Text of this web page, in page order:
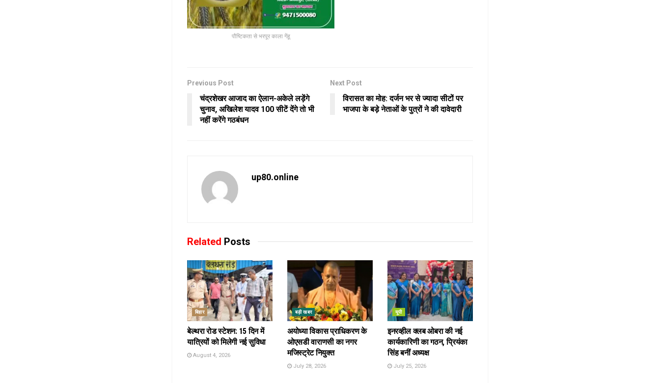
पौष्टिकता से भरपूर काला गेंहू
Previous Post
चंद्रशेखर आजाद का ऐलान-अकेले लड़ेंगे
चुनाव, अखिलेश यादव 100 सीटें देंगे तो भी
नहीं करेंगे गठबंधन
Next Post
विरासत का मोह: दर्जन भर से ज्यादा सीटों पर
भाजपा के बड़े नेताओं के पुत्रों ने की दावेदारी
up80.online
Related Posts
बिहार
बेल्थरा रोड स्टेशन: 15 दिन में
यात्रियों को मिलेगी नई सुविधा
August 4, 2026
बड़ी खबर
अयोध्या विकास प्राधिकरण के
ओएसडी वाराणसी का नगर
मजिस्ट्रेट नियुक्त
July 28, 2026
यूपी
इनरव्हील क्लब ओबरा की नई
कार्यकारिणी का गठन, प्रियंका
सिंह बनीं अध्यक्ष
July 25, 2026